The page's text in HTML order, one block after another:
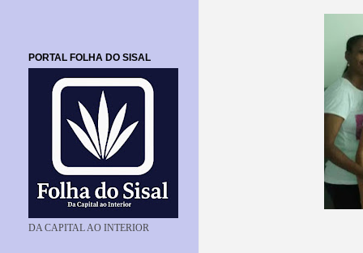
PORTAL FOLHA DO SISAL
DA CAPITAL AO INTERIOR